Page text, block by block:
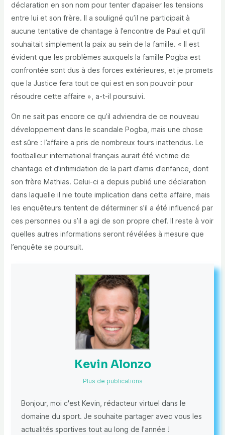
déclaration en son nom pour tenter d’apaiser les tensions
entre lui et son frère. Il a souligné qu’il ne participait à
aucune tentative de chantage à l’encontre de Paul et qu’il
souhaitait simplement la paix au sein de la famille. « Il est
évident que les problèmes auxquels la famille Pogba est
confrontée sont dus à des forces extérieures, et je promets
que la Justice fera tout ce qui est en son pouvoir pour
résoudre cette affaire », a-t-il poursuivi.
On ne sait pas encore ce qu’il adviendra de ce nouveau
développement dans le scandale Pogba, mais une chose
est sûre : l’affaire a pris de nombreux tours inattendus. Le
footballeur international français aurait été victime de
chantage et d’intimidation de la part d’amis d’enfance, dont
son frère Mathias. Celui-ci a depuis publié une déclaration
dans laquelle il nie toute implication dans cette affaire, mais
les enquêteurs tentent de déterminer s’il a été influencé par
ces personnes ou s’il a agi de son propre chef. Il reste à voir
quelles autres informations seront révélées à mesure que
l’enquête se poursuit.
Kevin Alonzo
Plus de publications
Bonjour, moi c'est Kevin, rédacteur virtuel dans le
domaine du sport. Je souhaite partager avec vous les
actualités sportives tout au long de l'année !